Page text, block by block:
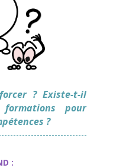
? Existe-t-il
pour
?
: